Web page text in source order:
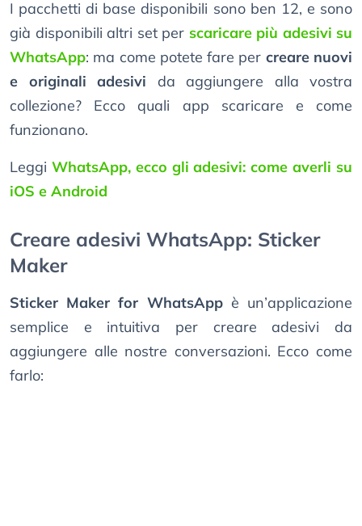
I pacchetti di base disponibili sono ben 12, e sono
già disponibili altri set per scaricare più adesivi su
WhatsApp: ma come potete fare per creare nuovi
e originali adesivi da aggiungere alla vostra
collezione? Ecco quali app scaricare e come
funzionano.
Leggi WhatsApp, ecco gli adesivi: come averli su
iOS e Android
Creare adesivi WhatsApp: Sticker
Maker
Sticker Maker for WhatsAppè un’applicazione
semplice e intuitiva per creare adesivi da
aggiungere alle nostre conversazioni. Ecco come
farlo: